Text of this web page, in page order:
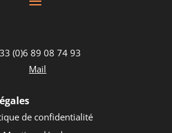
(0)6 89 08 74 93
Mail
de confidentialité